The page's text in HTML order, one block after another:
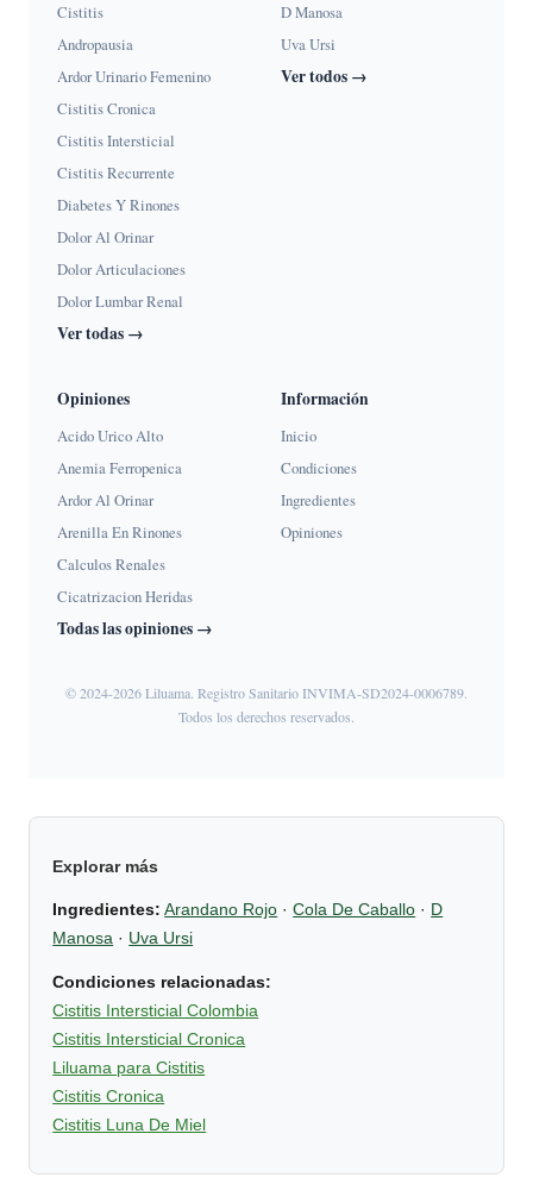
Cistitis
Andropausia
Ardor Urinario Femenino
Cistitis Cronica
Cistitis Intersticial
Cistitis Recurrente
Diabetes Y Rinones
Dolor Al Orinar
Dolor Articulaciones
Dolor Lumbar Renal
Ver todas →
D Manosa
Uva Ursi
Ver todos →
Opiniones
Acido Urico Alto
Anemia Ferropenica
Ardor Al Orinar
Arenilla En Rinones
Calculos Renales
Cicatrizacion Heridas
Todas las opiniones →
Información
Inicio
Condiciones
Ingredientes
Opiniones
© 2024-2026 Liluama. Registro Sanitario INVIMA-SD2024-0006789.
Todos los derechos reservados.
Explorar más
Ingredientes: Arandano Rojo ·Cola De Caballo · D
Manosa · Uva Ursi
Condiciones relacionadas:
Cistitis Intersticial Colombia
Cistitis Intersticial Cronica
Liluama para Cistitis
Cistitis Cronica
Cistitis Luna De Miel